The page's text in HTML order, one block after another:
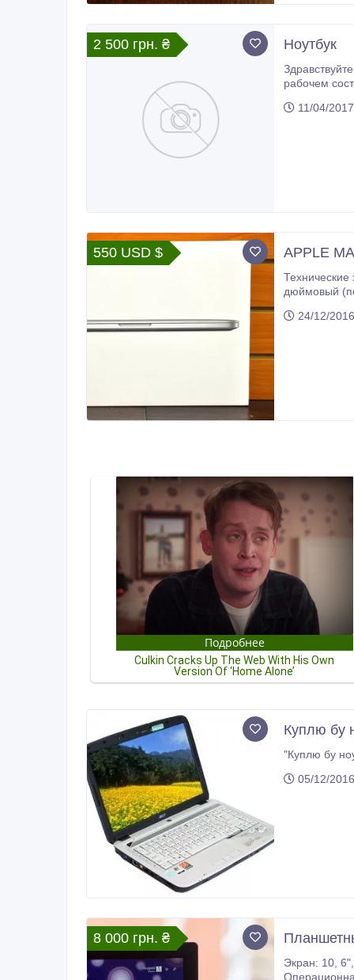
2 500 грн. ₴ Ноутбук
рабочем
11/04/2017
550 USD $ APPLE
Технические характеристики таковы 2, 3
дюймовый (по диагонали), разрешение 2880X1800, TFT
24/12/2016
Куплю бу
05/12/2016
8 000 грн. ₴
Экран: 10, 6", 1920×1080 px, ClearType Full HD Процессор: NVIDIA Tegra 3 ( 1.3 ГГц) Видеоускоритель: NVIDIA Tegra 3